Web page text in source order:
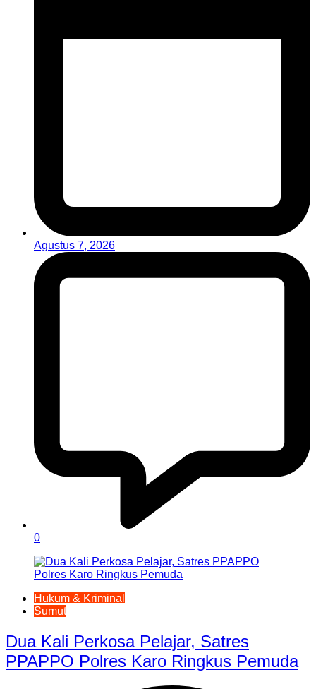
Agustus 7, 2026
0
Hukum & Kriminal
Sumut
Dua Kali Perkosa Pelajar, Satres
PPAPPO Polres Karo Ringkus Pemuda